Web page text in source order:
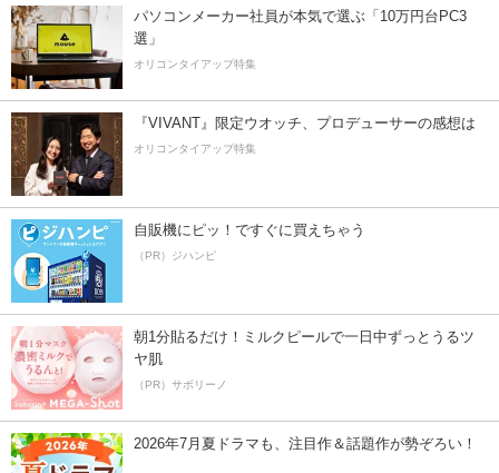
パソコンメーカー社員が本気で選ぶ「10万円台PC3
選」
オリコンタイアップ特集
『VIVANT』限定ウオッチ、プロデューサーの感想は
オリコンタイアップ特集
自販機にピッ！ですぐに買えちゃう
（PR）ジハンピ
朝1分貼るだけ！ミルクピールで一日中ずっとうるツ
ヤ肌
（PR）サボリーノ
2026年7月夏ドラマも、注目作＆話題作が勢ぞろい！